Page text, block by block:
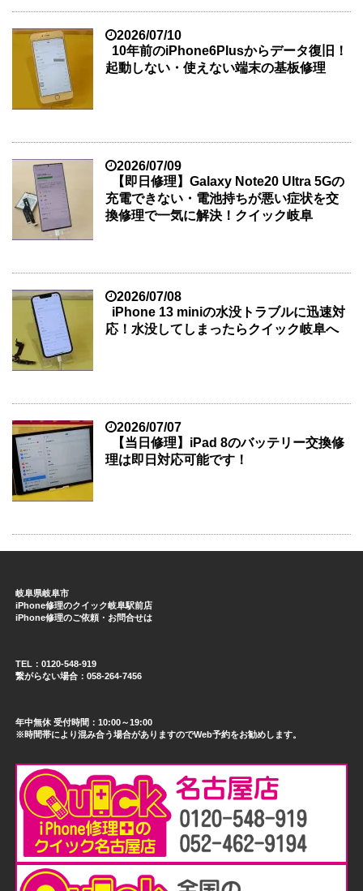
2026/07/10
10年前のiPhone6Plusからデータ復旧！
起動しない・使えない端末の基板修理
2026/07/09
【即日修理】Galaxy Note20 Ultra 5Gの
充電できない・電池持ちが悪い症状を交
換修理で一気に解決！クイック岐阜
2026/07/08
iPhone 13 miniの水没トラブルに迅速対
応！水没してしまったらクイック岐阜へ
2026/07/07
【当日修理】iPad 8のバッテリー交換修
理は即日対応可能です！
岐阜県岐阜市
iPhone修理のクイック岐阜駅前店
iPhone修理のご依頼・お問合せは
TEL：0120-548-919
繋がらない場合：058-264-7456
年中無休 受付時間：10:00～19:00
※時間帯により混み合う場合がありますのでWeb予約をお勧めします。